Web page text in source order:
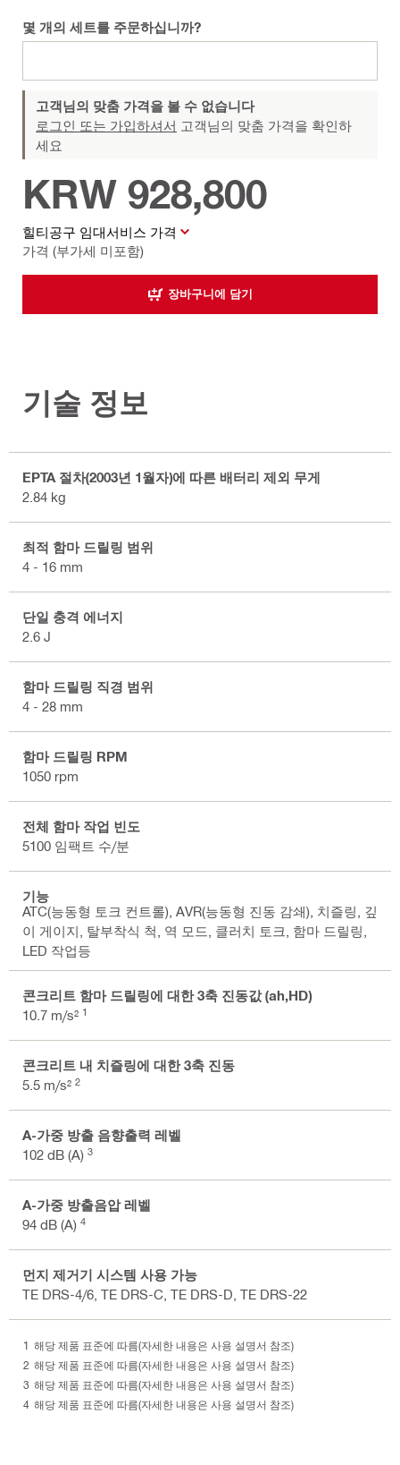
몇 개의 세트를 주문하십니까?
고객님의 맞춤 가격을 볼 수 없습니다
로그인 또는 가입하셔서 고객님의 맞춤 가격을 확인하
세요
힐티공구 임대서비스 가격
가격 (부가세 미포함)
KRW 928,800
장바구니에 담기
기술 정보
EPTA 절차(2003년 1월자)에 따른 배터리 제외 무게
2.84 kg
최적 함마 드릴링 범위
4 - 16 mm
단일 충격 에너지
2.6 J
함마 드릴링 직경 범위
4 - 28 mm
함마 드릴링 RPM
1050 rpm
전체 함마 작업 빈도
5100 임팩트 수/분
기능
ATC(능동형 토크 컨트롤), AVR(능동형 진동 감쇄), 치즐링, 깊
이 게이지, 탈부착식 척, 역 모드, 클러치 토크, 함마 드릴링,
LED 작업등
콘크리트 함마 드릴링에 대한 3축 진동값 (ah,HD)
10.7 m/s² 1
콘크리트 내 치즐링에 대한 3축 진동
5.5 m/s² 2
A-가중 방출 음향출력 레벨
102 dB (A) 3
A-가중 방출음압 레벨
94 dB (A) 4
먼지 제거기 시스템 사용 가능
TE DRS-4/6, TE DRS-C, TE DRS-D, TE DRS-22
해당 제품 표준에 따름(자세한 내용은 사용 설명서 참조)
해당 제품 표준에 따름(자세한 내용은 사용 설명서 참조)
해당 제품 표준에 따름(자세한 내용은 사용 설명서 참조)
해당 제품 표준에 따름(자세한 내용은 사용 설명서 참조)